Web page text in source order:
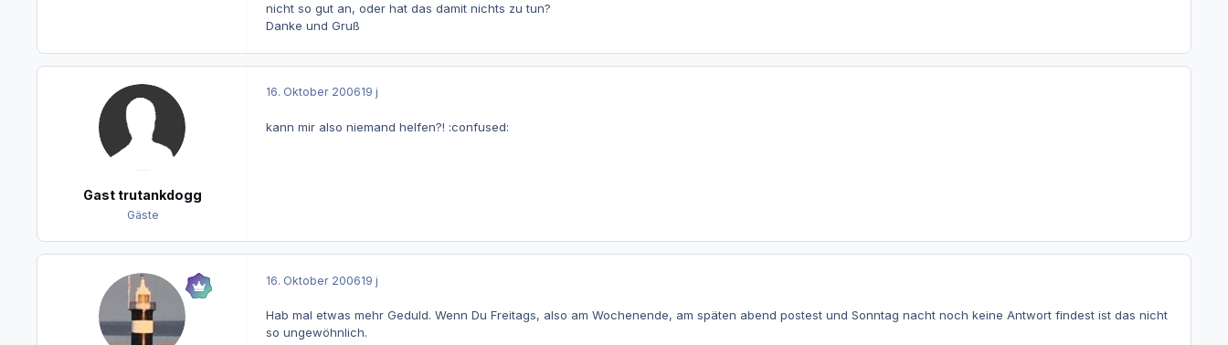
nicht so gut an, oder hat das damit nichts zu tun?
Danke und Gruß
Gast trutankdogg
Gäste
16. Oktober 200619 j
kann mir also niemand helfen?! :confused:
16. Oktober 200619 j
Hab mal etwas mehr Geduld. Wenn Du Freitags, also am Wochenende, am späten abend postest und Sonntag nacht noch keine Antwort findest ist das nicht
so ungewöhnlich.